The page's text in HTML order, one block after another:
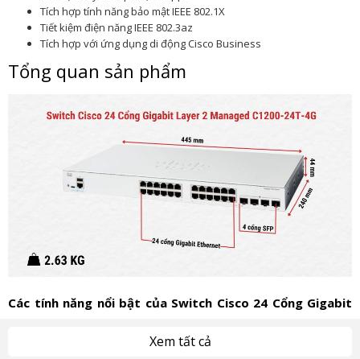
Tích hợp tính năng bảo mật IEEE 802.1X
Tiết kiệm điện năng IEEE 802.3az
Tích hợp với ứng dụng di động Cisco Business
Tổng quan sản phẩm
Các tính năng nổi bật của Switch Cisco 24 Cổng Gigabit
Xem tất cả